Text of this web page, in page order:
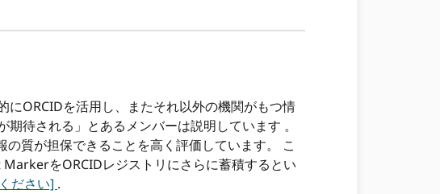
ORCIDを活用し、またそれ以外の機関がもつ情
待される」とあるメンバーは説明しています 。
質が担保できることを高く評価しています。 こ
をORCIDレジストリにさらに蓄積するとい
ださい] .